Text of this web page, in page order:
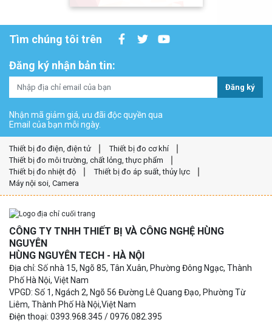
Tìm chúng tôi trên
Đăng ký nhận bản tin:
Đăng ký
Nhận mã giảm giá, ưu đãi độc quyền qua
Email của bạn mỗi ngày.
Thiết bị đo điện, điện tử
Thiết bị đo cơ khí
Thiết bị đo môi trường, chất lỏng, thực phẩm
Thiết bị đo nhiệt độ
Thiết bị đo áp suất, thủy lực
Máy nội soi, Camera
CÔNG TY TNHH THIẾT BỊ VÀ CÔNG NGHỆ HÙNG
NGUYÊN
HÙNG NGUYÊN TECH - HÀ NỘI
Địa chỉ: Số nhà 15, Ngõ 85, Tân Xuân, Phường Đông Ngạc, Thành
Phố Hà Nội, Việt Nam
VPGD: Số 1, Ngách 2, Ngõ 56 Đường Lê Quang Đạo, Phường Từ
Liêm, Thành Phố Hà Nội,Việt Nam
Điện thoại: 0393.968.345 / 0976.082.395